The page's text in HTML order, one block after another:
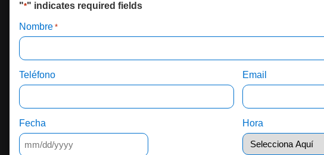
"*" indicates required fields
Nombre *
Teléfono Email
Fecha Hora